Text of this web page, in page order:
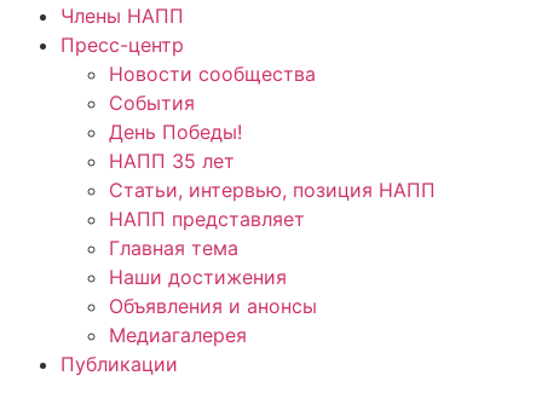
Члены НАПП
Пресс-центр
Новости сообщества
События
День Победы!
НАПП 35 лет
Статьи, интервью, позиция НАПП
НАПП представляет
Главная тема
Наши достижения
Объявления и анонсы
Медиагалерея
Публикации